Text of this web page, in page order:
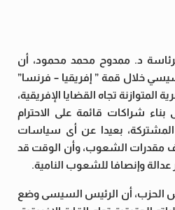
د. ممدوح محمد محمود، أن
خلال قمة ” إفريقيا – فرنسا”
تجاه القضايا الإفريقية،
شراكات قائمة على الاحترام
المشتركة، بعيدا عن أى سياسات
مقدرات الشعوب، وأن الوقت قد
وإنصافا للشعوب النامية.
الحزب، أن الرئيس السيسى وضع